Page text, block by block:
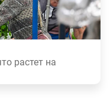
растет на